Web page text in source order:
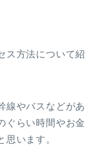
ス方法について紹
線やバスなどがあ
ぐらい時間やお金
思います。